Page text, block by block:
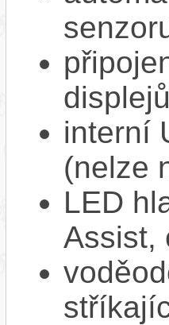
interní
(nelze
LED
Assist,